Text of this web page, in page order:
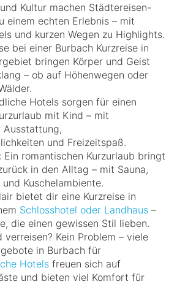
Kultur machen Städtereisen-
einem echten Erlebnis – mit
und kurzen Wegen zu Highlights.
bei einer Burbach Kurzreise in
bringen Körper und Geist
– ob auf Höhenwegen oder
Hotels sorgen für einen
mit Kind – mit
Ausstattung,
und Freizeitspaß.
Ein romantischen Kurzurlaub bringt
in den Alltag – mit Sauna,
Kuschelambiente.
bietet dir eine Kurzreise in
Schlosshotel oder Landhaus –
die einen gewissen Stil lieben.
verreisen? Kein Problem – viele
in Burbach für
Hotels freuen sich auf
und bieten viel Komfort für